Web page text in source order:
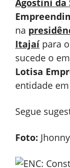
Agostini da
na
Itajaípara o
sucede o
Lotisa
entidade
Segue
Foto: